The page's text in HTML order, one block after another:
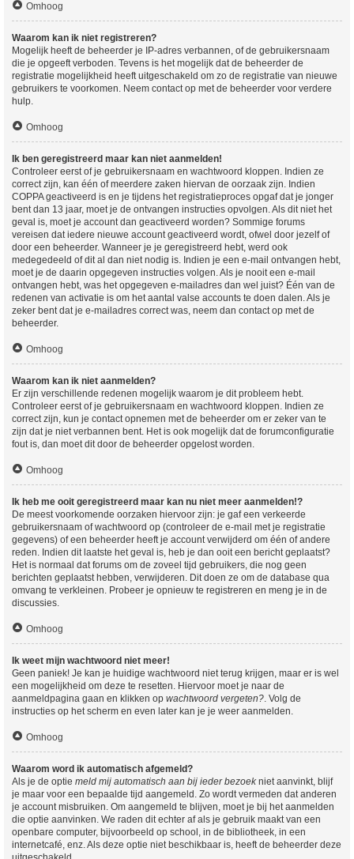
Omhoog
Waarom kan ik niet registreren?
Mogelijk heeft de beheerder je IP-adres verbannen, of de gebruikersnaam
die je opgeeft verboden. Tevens is het mogelijk dat de beheerder de
registratie mogelijkheid heeft uitgeschakeld om zo de registratie van nieuwe
gebruikers te voorkomen. Neem contact op met de beheerder voor verdere
hulp.
Omhoog
Ik ben geregistreerd maar kan niet aanmelden!
Controleer eerst of je gebruikersnaam en wachtwoord kloppen. Indien ze
correct zijn, kan één of meerdere zaken hiervan de oorzaak zijn. Indien
COPPA geactiveerd is en je tijdens het registratieproces opgaf dat je jonger
bent dan 13 jaar, moet je de ontvangen instructies opvolgen. Als dit niet het
geval is, moet je account dan geactiveerd worden? Sommige forums
vereisen dat iedere nieuwe account geactiveerd wordt, ofwel door jezelf of
door een beheerder. Wanneer je je geregistreerd hebt, werd ook
medegedeeld of dit al dan niet nodig is. Indien je een e-mail ontvangen hebt,
moet je de daarin opgegeven instructies volgen. Als je nooit een e-mail
ontvangen hebt, was het opgegeven e-mailadres dan wel juist? Één van de
redenen van activatie is om het aantal valse accounts te doen dalen. Als je
zeker bent dat je e-mailadres correct was, neem dan contact op met de
beheerder.
Omhoog
Waarom kan ik niet aanmelden?
Er zijn verschillende redenen mogelijk waarom je dit probleem hebt.
Controleer eerst of je gebruikersnaam en wachtwoord kloppen. Indien ze
correct zijn, kun je contact opnemen met de beheerder om er zeker van te
zijn dat je niet verbannen bent. Het is ook mogelijk dat de forumconfiguratie
fout is, dan moet dit door de beheerder opgelost worden.
Omhoog
Ik heb me ooit geregistreerd maar kan nu niet meer aanmelden!?
De meest voorkomende oorzaken hiervoor zijn: je gaf een verkeerde
gebruikersnaam of wachtwoord op (controleer de e-mail met je registratie
gegevens) of een beheerder heeft je account verwijderd om één of andere
reden. Indien dit laatste het geval is, heb je dan ooit een bericht geplaatst?
Het is normaal dat forums om de zoveel tijd gebruikers, die nog geen
berichten geplaatst hebben, verwijderen. Dit doen ze om de database qua
omvang te verkleinen. Probeer je opnieuw te registreren en meng je in de
discussies.
Omhoog
Ik weet mijn wachtwoord niet meer!
Geen paniek! Je kan je huidige wachtwoord niet terug krijgen, maar er is wel
een mogelijkheid om deze te resetten. Hiervoor moet je naar de
aanmeldpagina gaan en klikken op wachtwoord vergeten?. Volg de
instructies op het scherm en even later kan je je weer aanmelden.
Omhoog
Waarom word ik automatisch afgemeld?
Als je de optie meld mij automatisch aan bij ieder bezoekniet aanvinkt, blijf
je maar voor een bepaalde tijd aangemeld. Zo wordt vermeden dat anderen
je account misbruiken. Om aangemeld te blijven, moet je bij het aanmelden
die optie aanvinken. We raden dit echter af als je gebruik maakt van een
openbare computer, bijvoorbeeld op school, in de bibliotheek, in een
internetcafé, enz. Als deze optie niet beschikbaar is, heeft de beheerder deze